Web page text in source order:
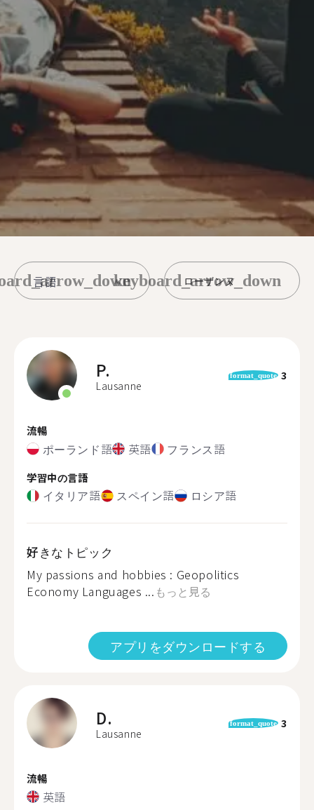
ローザンヌ
keyboard_arrow_down
P.
Lausanne
format_quote 3
流暢
ポーランド語 英語 フランス語
学習中の言語
イタリア語 スペイン語 ロシア語
好きなトピック
My passions and hobbies : Geopolitics
Economy Languages ... もっと見る
アプリをダウンロードする
D.
Lausanne
format_quote 3
流暢
英語